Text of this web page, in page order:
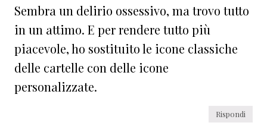
Sembra un delirio ossessivo, ma trovo tutto
in un attimo. E per rendere tutto più
piacevole, ho sostituito le icone classiche
delle cartelle con delle icone
personalizzate.
Rispondi